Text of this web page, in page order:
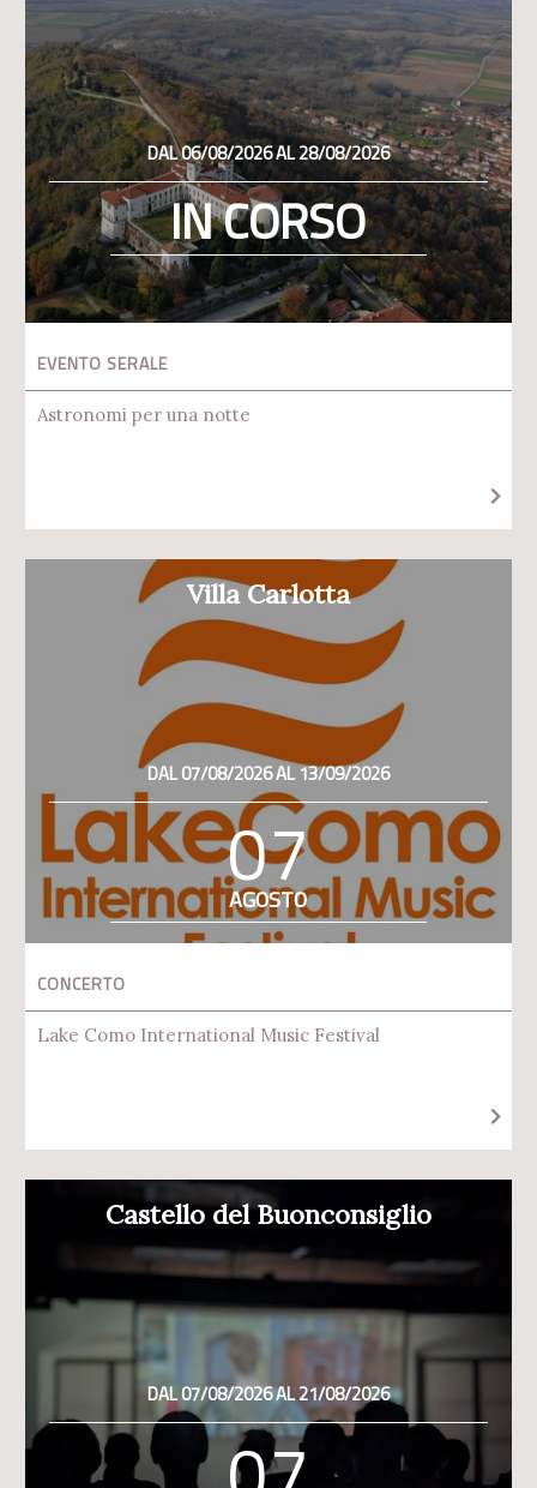
DAL 06/08/2026 AL 28/08/2026
IN CORSO
EVENTO SERALE
Astronomi per una notte
Villa Carlotta
DAL 07/08/2026 AL 13/09/2026
07
AGOSTO
CONCERTO
Lake Como International Music Festival
Castello del Buonconsiglio
DAL 07/08/2026 AL 21/08/2026